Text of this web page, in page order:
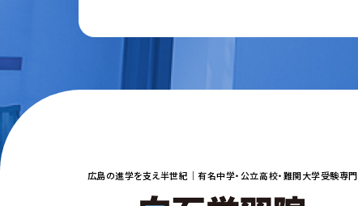
広島の進学を支え半世紀｜有名中学・公立高校・難関大学受験専門